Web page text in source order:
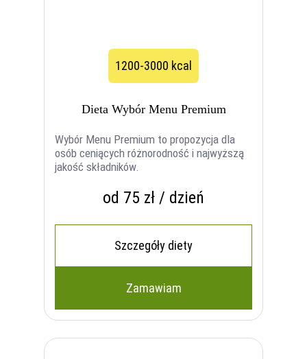
1200-3000 kcal
Dieta Wybór Menu Premium
Wybór Menu Premium to propozycja dla
osób ceniących różnorodność i najwyższą
jakość składników.
od 75 zł / dzień
Szczegóły diety
Zamawiam